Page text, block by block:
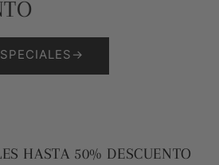
HASTA 50% DESCUENTO